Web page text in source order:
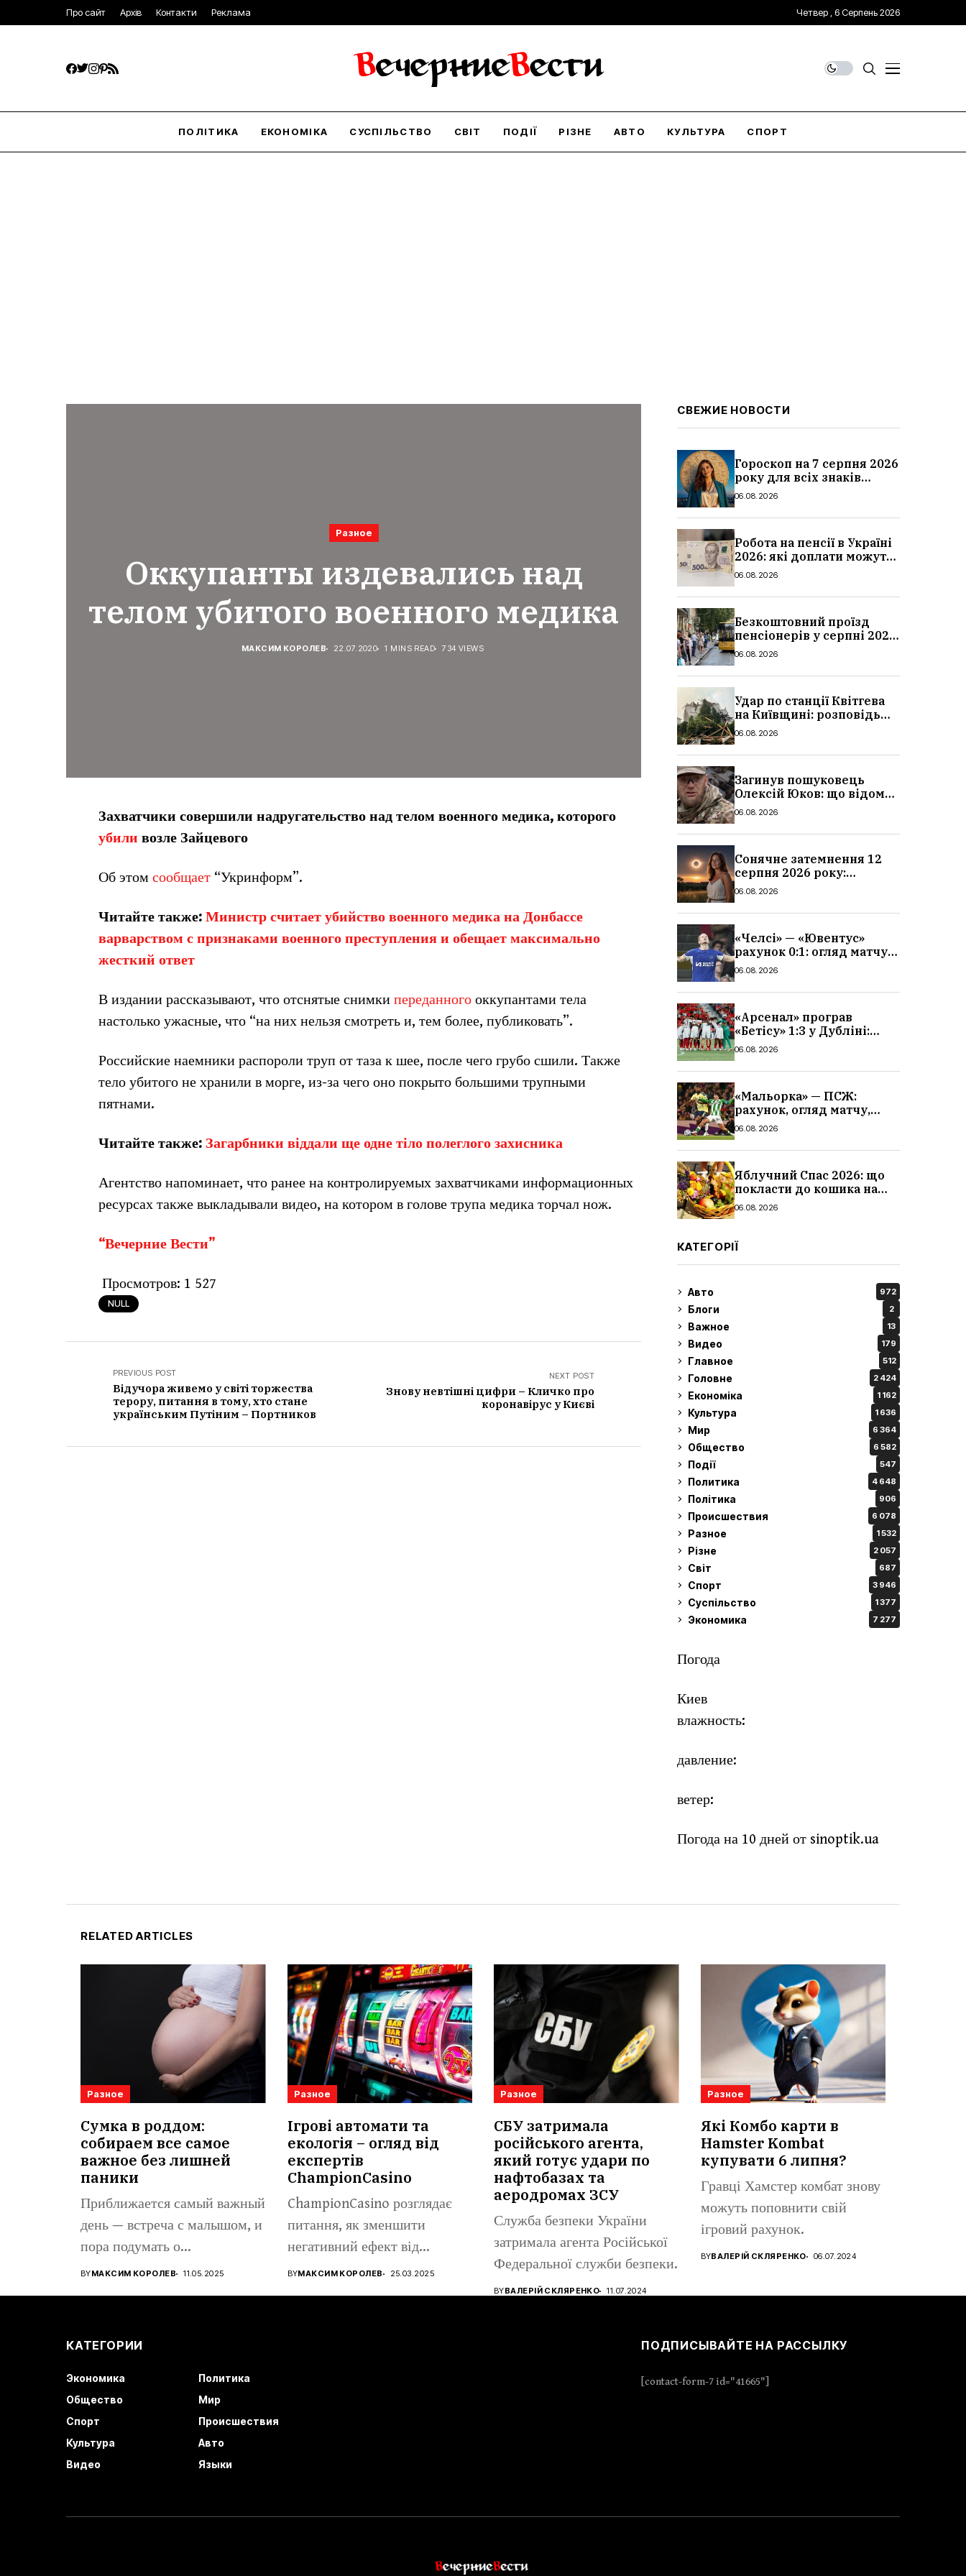
Про сайт Архів Контакти Реклама Четвер , 6 Серпень 2026
ПОЛІТИКА ЕКОНОМІКА СУСПІЛЬСТВО СВІТ ПОДІЇ РІЗНЕ АВТО КУЛЬТУРА СПОРТ
Разное
Оккупанты издевались над
телом убитого военного медика
МАКСИМ КОРОЛЕВ 22.07.2020 1 MINS READ 734 VIEWS
Захватчики совершили надругательство над телом военного медика, которого
убили возле Зайцевого
Об этом сообщает “Укринформ”.
Читайте также: Министр считает убийство военного медика на Донбассе
варварством с признаками военного преступления и обещает максимально
жесткий ответ
В издании рассказывают, что отснятые снимки переданного оккупантами тела
настолько ужасные, что “на них нельзя смотреть и, тем более, публиковать”.
Российские наемники распороли труп от таза к шее, после чего грубо сшили. Также
тело убитого не хранили в морге, из-за чего оно покрыто большими трупными
пятнами.
Читайте также: Загарбники віддали ще одне тіло полеглого захисника
Агентство напоминает, что ранее на контролируемых захватчиками информационных
ресурсах также выкладывали видео, на котором в голове трупа медика торчал нож.
“Вечерние Вести”
Просмотров: 1 527
NULL
PREVIOUS POST
Відучора живемо у світі торжества
терору, питання в тому, хто стане
українським Путіним – Портников
NEXT POST
Знову невтішні цифри – Кличко про
коронавірус у Києві
СВЕЖИЕ НОВОСТИ
Гороскоп на 7 серпня 2026
року для всіх знаків
зодіаку: кому пощастить у
06.08.2026
Робота на пенсії в Україні
2026: які доплати можуть
скасувати, про що
06.08.2026
Безкоштовний проїзд
пенсіонерів у серпні 2026
в Україні: де діє пільга,
06.08.2026
Удар по станції Квітгева
на Київщині: розповідь
очевидців, як вісім людей
сталося
06.08.2026
Загинув пошуковець
Олексій Юков: що відомо
про його роботу, хто він
06.08.2026
Сонячне затемнення 12
серпня 2026 року:
гороскоп, кому із знаків
06.08.2026
«Челсі» — «Ювентус»
рахунок 0:1: огляд матчу
та вихід Мудрика
06.08.2026
«Арсенал» програв
«Бетісу» 1:3 у Дубліні:
огляд матчу та всі голи
06.08.2026
«Мальорка» — ПСЖ:
рахунок, огляд матчу,
голи та склад парижан
06.08.2026
Яблучний Спас 2026: що
покласти до кошика на
освячення, які фрукти,
06.08.2026
КАТЕГОРІЇ
Авто 972
Блоги 2
Важное 13
Видео 179
Главное 512
Головне 2 424
Економіка 1 162
Культура 1 636
Мир 6 364
Общество 6 582
Події 547
Политика 4 648
Політика 906
Происшествия 6 078
Разное 1 532
Різне 2 057
Світ 687
Спорт 3 946
Суспільство 1 377
Экономика 7 277
Погода
Киев
влажность:
давление:
ветер:
Погода на 10 дней от sinoptik.ua
RELATED ARTICLES
Разное
Сумка в роддом:
собираем все самое
важное без лишней
паники
Приближается самый важный
день — встреча с малышом, и
пора подумать о...
BYМАКСИМ КОРОЛЕВ 11.05.2025
Разное
Ігрові автомати та
екологія – огляд від
експертів
ChampionCasino
ChampionCasino розглядає
питання, як зменшити
негативний ефект від
виробництва ігрових
BYМАКСИМ КОРОЛЕВ 25.03.2025
Разное
СБУ затримала
російського агента,
який готує удари по
нафтобазах та
аеродромах ЗСУ
Служба безпеки України
затримала агента Російської
Федеральної служби безпеки.
BYВАЛЕРІЙ СКЛЯРЕНКО 11.07.2024
Разное
Які Комбо карти в
Hamster Kombat
купувати 6 липня?
Гравці Хамстер комбат знову
можуть поповнити свій
ігровий рахунок.
BYВАЛЕРІЙ СКЛЯРЕНКО 06.07.2024
КАТЕГОРИИ
Экономика
Политика
Общество
Мир
Спорт
Происшествия
Культура
Авто
Видео
Языки
ПОДПИСЫВАЙТЕ НА РАССЫЛКУ
[contact-form-7 id="41665"]